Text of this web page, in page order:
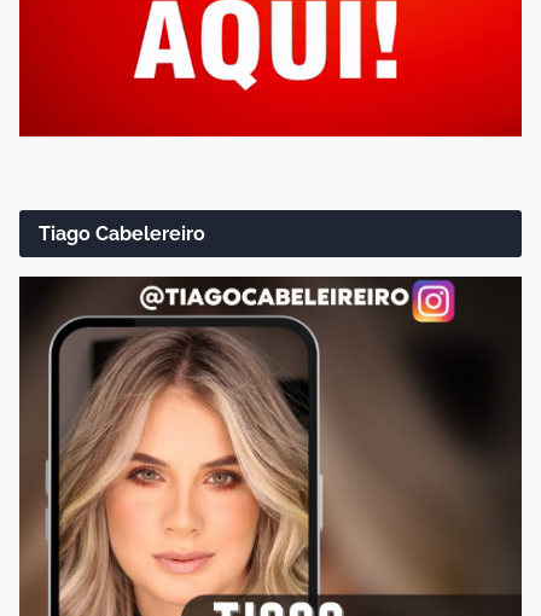
Tiago Cabelereiro